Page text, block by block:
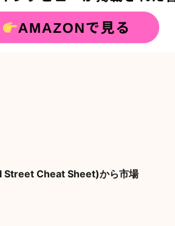
Street Cheat Sheet)から市場